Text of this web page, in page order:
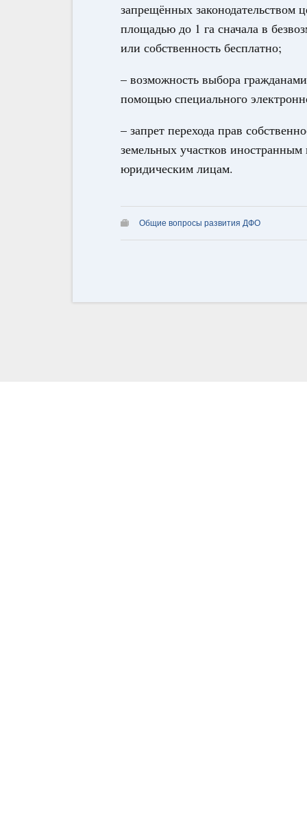
запрещённых законодательством
площадью до 1 га сначала в
или собственность бесплатно;
– возможность выбора
помощью специального
– запрет перехода прав
земельных участков
юридическим лицам.
Общие вопросы развития ДФО